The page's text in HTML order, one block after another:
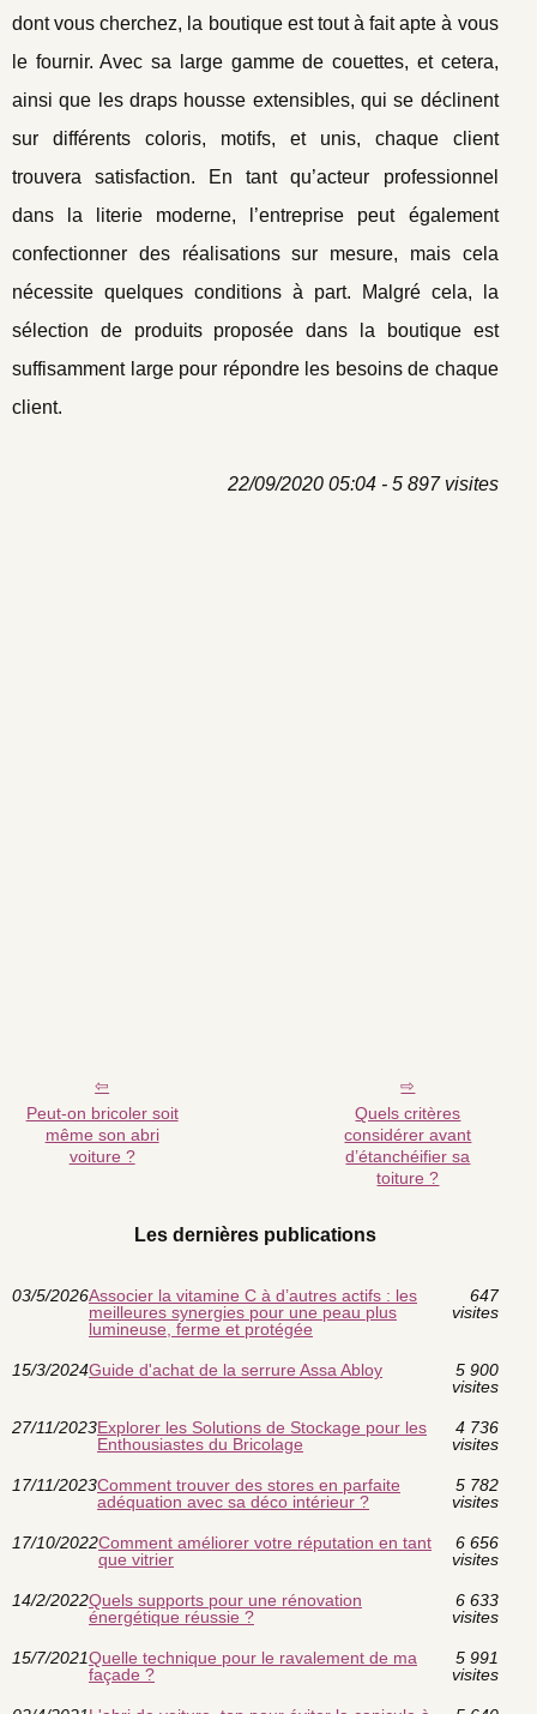
dont vous cherchez, la boutique est tout à fait apte à vous
le fournir. Avec sa large gamme de couettes, et cetera,
ainsi que les draps housse extensibles, qui se déclinent
sur différents coloris, motifs, et unis, chaque client
trouvera satisfaction. En tant qu’acteur professionnel
dans la literie moderne, l’entreprise peut également
confectionner des réalisations sur mesure, mais cela
nécessite quelques conditions à part. Malgré cela, la
sélection de produits proposée dans la boutique est
suffisamment large pour répondre les besoins de chaque
client.
22/09/2020 05:04 - 5 897 visites
Peut-on bricoler soit
même son abri
voiture ?
Quels critères
considérer avant
d’étanchéifier sa
toiture ?
Les dernières publications
03/5/2026Associer la vitamine C à d’autres actifs : les
meilleures synergies pour une peau plus
lumineuse, ferme et protégée
647
visites
15/3/2024Guide d'achat de la serrure Assa Abloy
5 900
visites
27/11/2023Explorer les Solutions de Stockage pour les
Enthousiastes du Bricolage
4 736
visites
17/11/2023Comment trouver des stores en parfaite
adéquation avec sa déco intérieur ?
5 782
visites
17/10/2022Comment améliorer votre réputation en tant
que vitrier
6 656
visites
14/2/2022Quels supports pour une rénovation
énergétique réussie ?
6 633
visites
15/7/2021Quelle technique pour le ravalement de ma
façade ?
5 991
visites